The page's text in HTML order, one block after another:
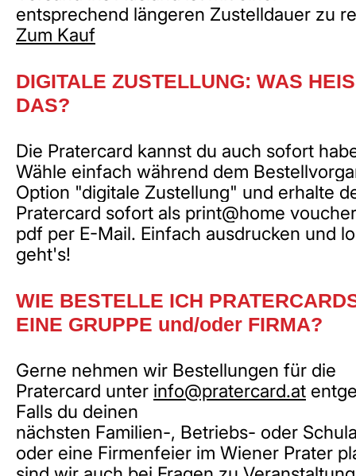
entsprechend längeren Zustelldauer zu
Zum Kauf
DIGITALE ZUSTELLUNG: WAS
DAS?
Die Pratercard kannst du auch sofort
Wähle einfach während dem
Option "digitale Zustellung" und erhalte
Pratercard sofort als print@home
pdf per E-Mail. Einfach ausdrucken und
geht's!
WIE BESTELLE ICH
EINE GRUPPE und/oder FIRMA?
Gerne nehmen wir Bestellungen für die
Pratercard unter info@pratercard.at
Falls du deinen
nächsten Familien-, Betriebs- oder
oder eine Firmenfeier im Wiener Prater